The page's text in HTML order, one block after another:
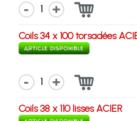
1
Coils 34 x 100 torsadées
1
Coils 38 x 110 lisses ACIER